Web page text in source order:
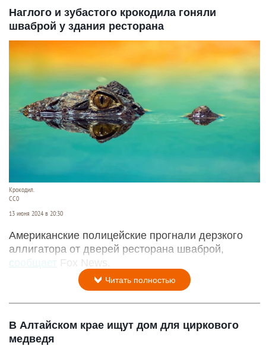
Наглого и зубастого крокодила гоняли
шваброй у здания ресторана
Крокодил.
СС0
13 июня 2024 в 20:30
Американские полицейские прогнали дерзкого
аллигатора от дверей ресторана шваброй,
сообщает
Fox News.
Читать полностью
В Алтайском крае ищут дом для циркового
медведя